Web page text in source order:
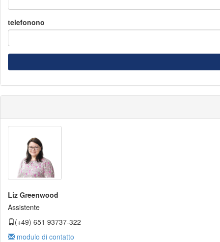
telefonono
Liz Greenwood
Assistente
(+49) 651 93737-322
modulo di contatto